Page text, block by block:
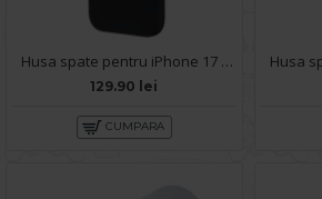
Husa spate pentru iPhone 17 Air B-Silicon Case - Negru
129.90 lei
CUMPARA